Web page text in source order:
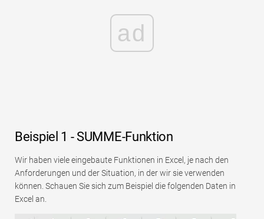
ad
Beispiel 1 - SUMME-Funktion
Wir haben viele eingebaute Funktionen in Excel, je nach den
Anforderungen und der Situation, in der wir sie verwenden
können. Schauen Sie sich zum Beispiel die folgenden Daten in
Excel an.